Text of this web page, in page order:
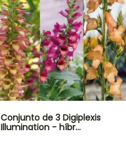
Conjunto de 3 Digiplexis
Illumination - híbr…